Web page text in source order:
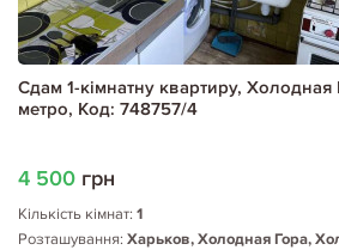
Сдам 1-кімнатну квартиру,
метро, Код: 748757/4
4 500 грн
Кількість кімнат: 1
Розташування: Харьков, Холодная Гора,